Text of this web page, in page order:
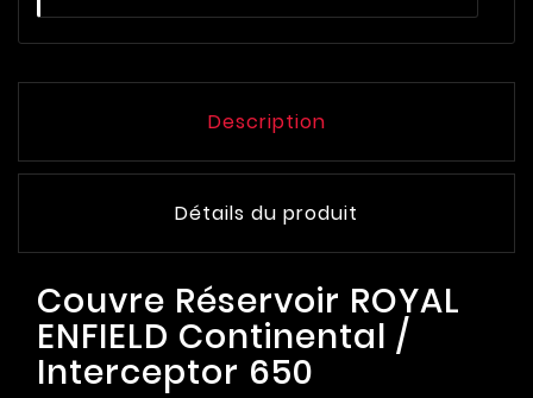
Description
Détails du produit
Couvre Réservoir ROYAL
ENFIELD Continental /
Interceptor 650